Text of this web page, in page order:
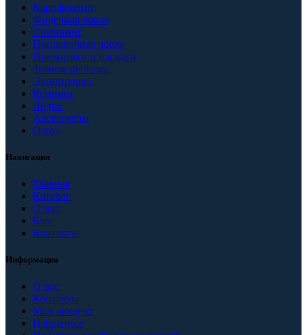
Карпфишинг
Фидерная ловля
Спиннинг
Поплавочная ловля
Прикормки и насадки
Зимняя рыбалка
Экипировка
Кемпинг
Лодки
Аксессуары
Охота
Навигация
Главная
Каталог
О нас
Блог
Контакты
Информация
О нас
Контакты
Мой аккаунт
Избранное